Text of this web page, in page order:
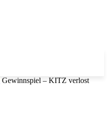
Gewinnspiel – KITZ verlost